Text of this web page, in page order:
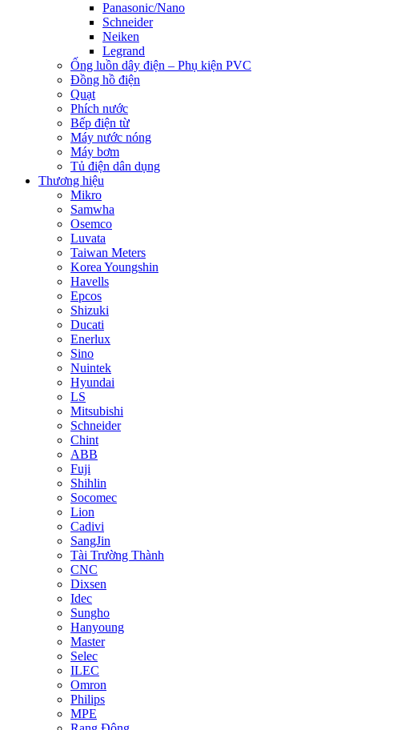
Panasonic/Nano
Schneider
Neiken
Legrand
Ống luồn dây điện – Phụ kiện PVC
Đồng hồ điện
Quạt
Phích nước
Bếp điện từ
Máy nước nóng
Máy bơm
Tủ điện dân dụng
Thương hiệu
Mikro
Samwha
Osemco
Luvata
Taiwan Meters
Korea Youngshin
Havells
Epcos
Shizuki
Ducati
Enerlux
Sino
Nuintek
Hyundai
LS
Mitsubishi
Schneider
Chint
ABB
Fuji
Shihlin
Socomec
Lion
Cadivi
SangJin
Tài Trường Thành
CNC
Dixsen
Idec
Sungho
Hanyoung
Master
Selec
ILEC
Omron
Philips
MPE